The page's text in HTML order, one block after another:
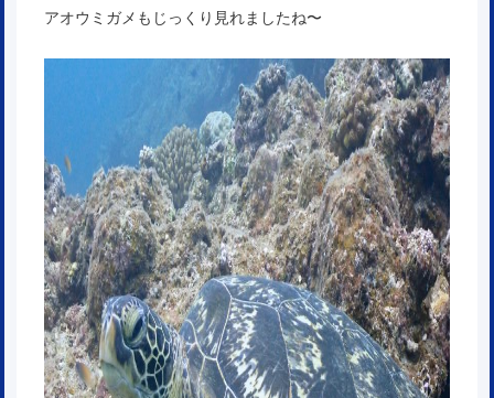
アオウミガメもじっくり見れましたね〜